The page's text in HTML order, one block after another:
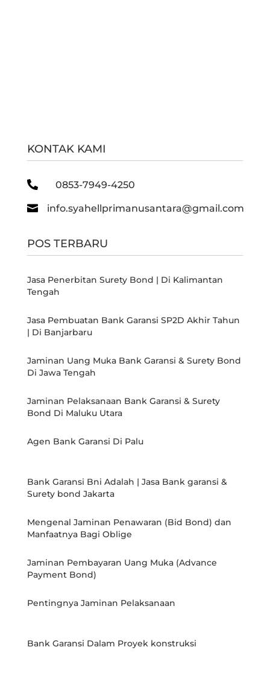
KONTAK KAMI
 0853-7949-4250
 info.syahellprimanusantara@gmail.com
POS TERBARU
Jasa Penerbitan Surety Bond | Di Kalimantan
Tengah
Jasa Pembuatan Bank Garansi SP2D Akhir Tahun
| Di Banjarbaru
Jaminan Uang Muka Bank Garansi & Surety Bond
Di Jawa Tengah
Jaminan Pelaksanaan Bank Garansi & Surety
Bond Di Maluku Utara
Agen Bank Garansi Di Palu
Bank Garansi Bni Adalah | Jasa Bank garansi &
Surety bond Jakarta
Mengenal Jaminan Penawaran (Bid Bond) dan
Manfaatnya Bagi Oblige
Jaminan Pembayaran Uang Muka (Advance
Payment Bond)
Pentingnya Jaminan Pelaksanaan
Bank Garansi Dalam Proyek konstruksi